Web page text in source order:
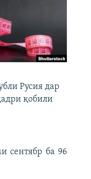
Русия дар
қобили
сентябр ба 96